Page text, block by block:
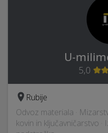
U-
5,0
Rubije
Odvoz materiala ·
kovin in ključavničarstvo ·